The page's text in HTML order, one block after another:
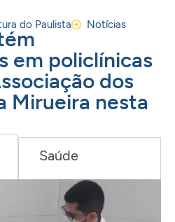
do Paulista Notícias
em policlínicas
dos
Mirueira nesta
Saúde